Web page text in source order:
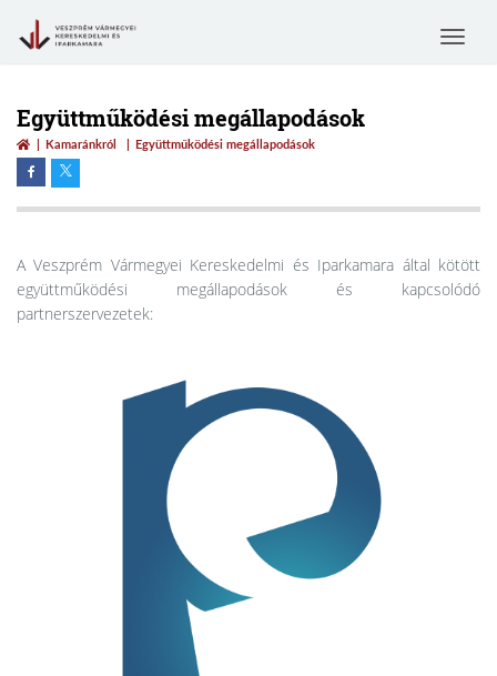
Toggle
Együttműködési megállapodások
Kamaránkról Együttműködési megállapodások
A Veszprém Vármegyei Kereskedelmi és Iparkamara által kötött
együttműködési megállapodások és kapcsolódó
partnerszervezetek: